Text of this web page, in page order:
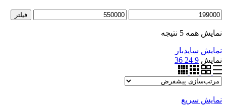
حداقل
حداکثر
فیلتر
نمایش همه 5 نتیجه
نمایش سایدبار
نمایش 9
24
36
نمایش سریع